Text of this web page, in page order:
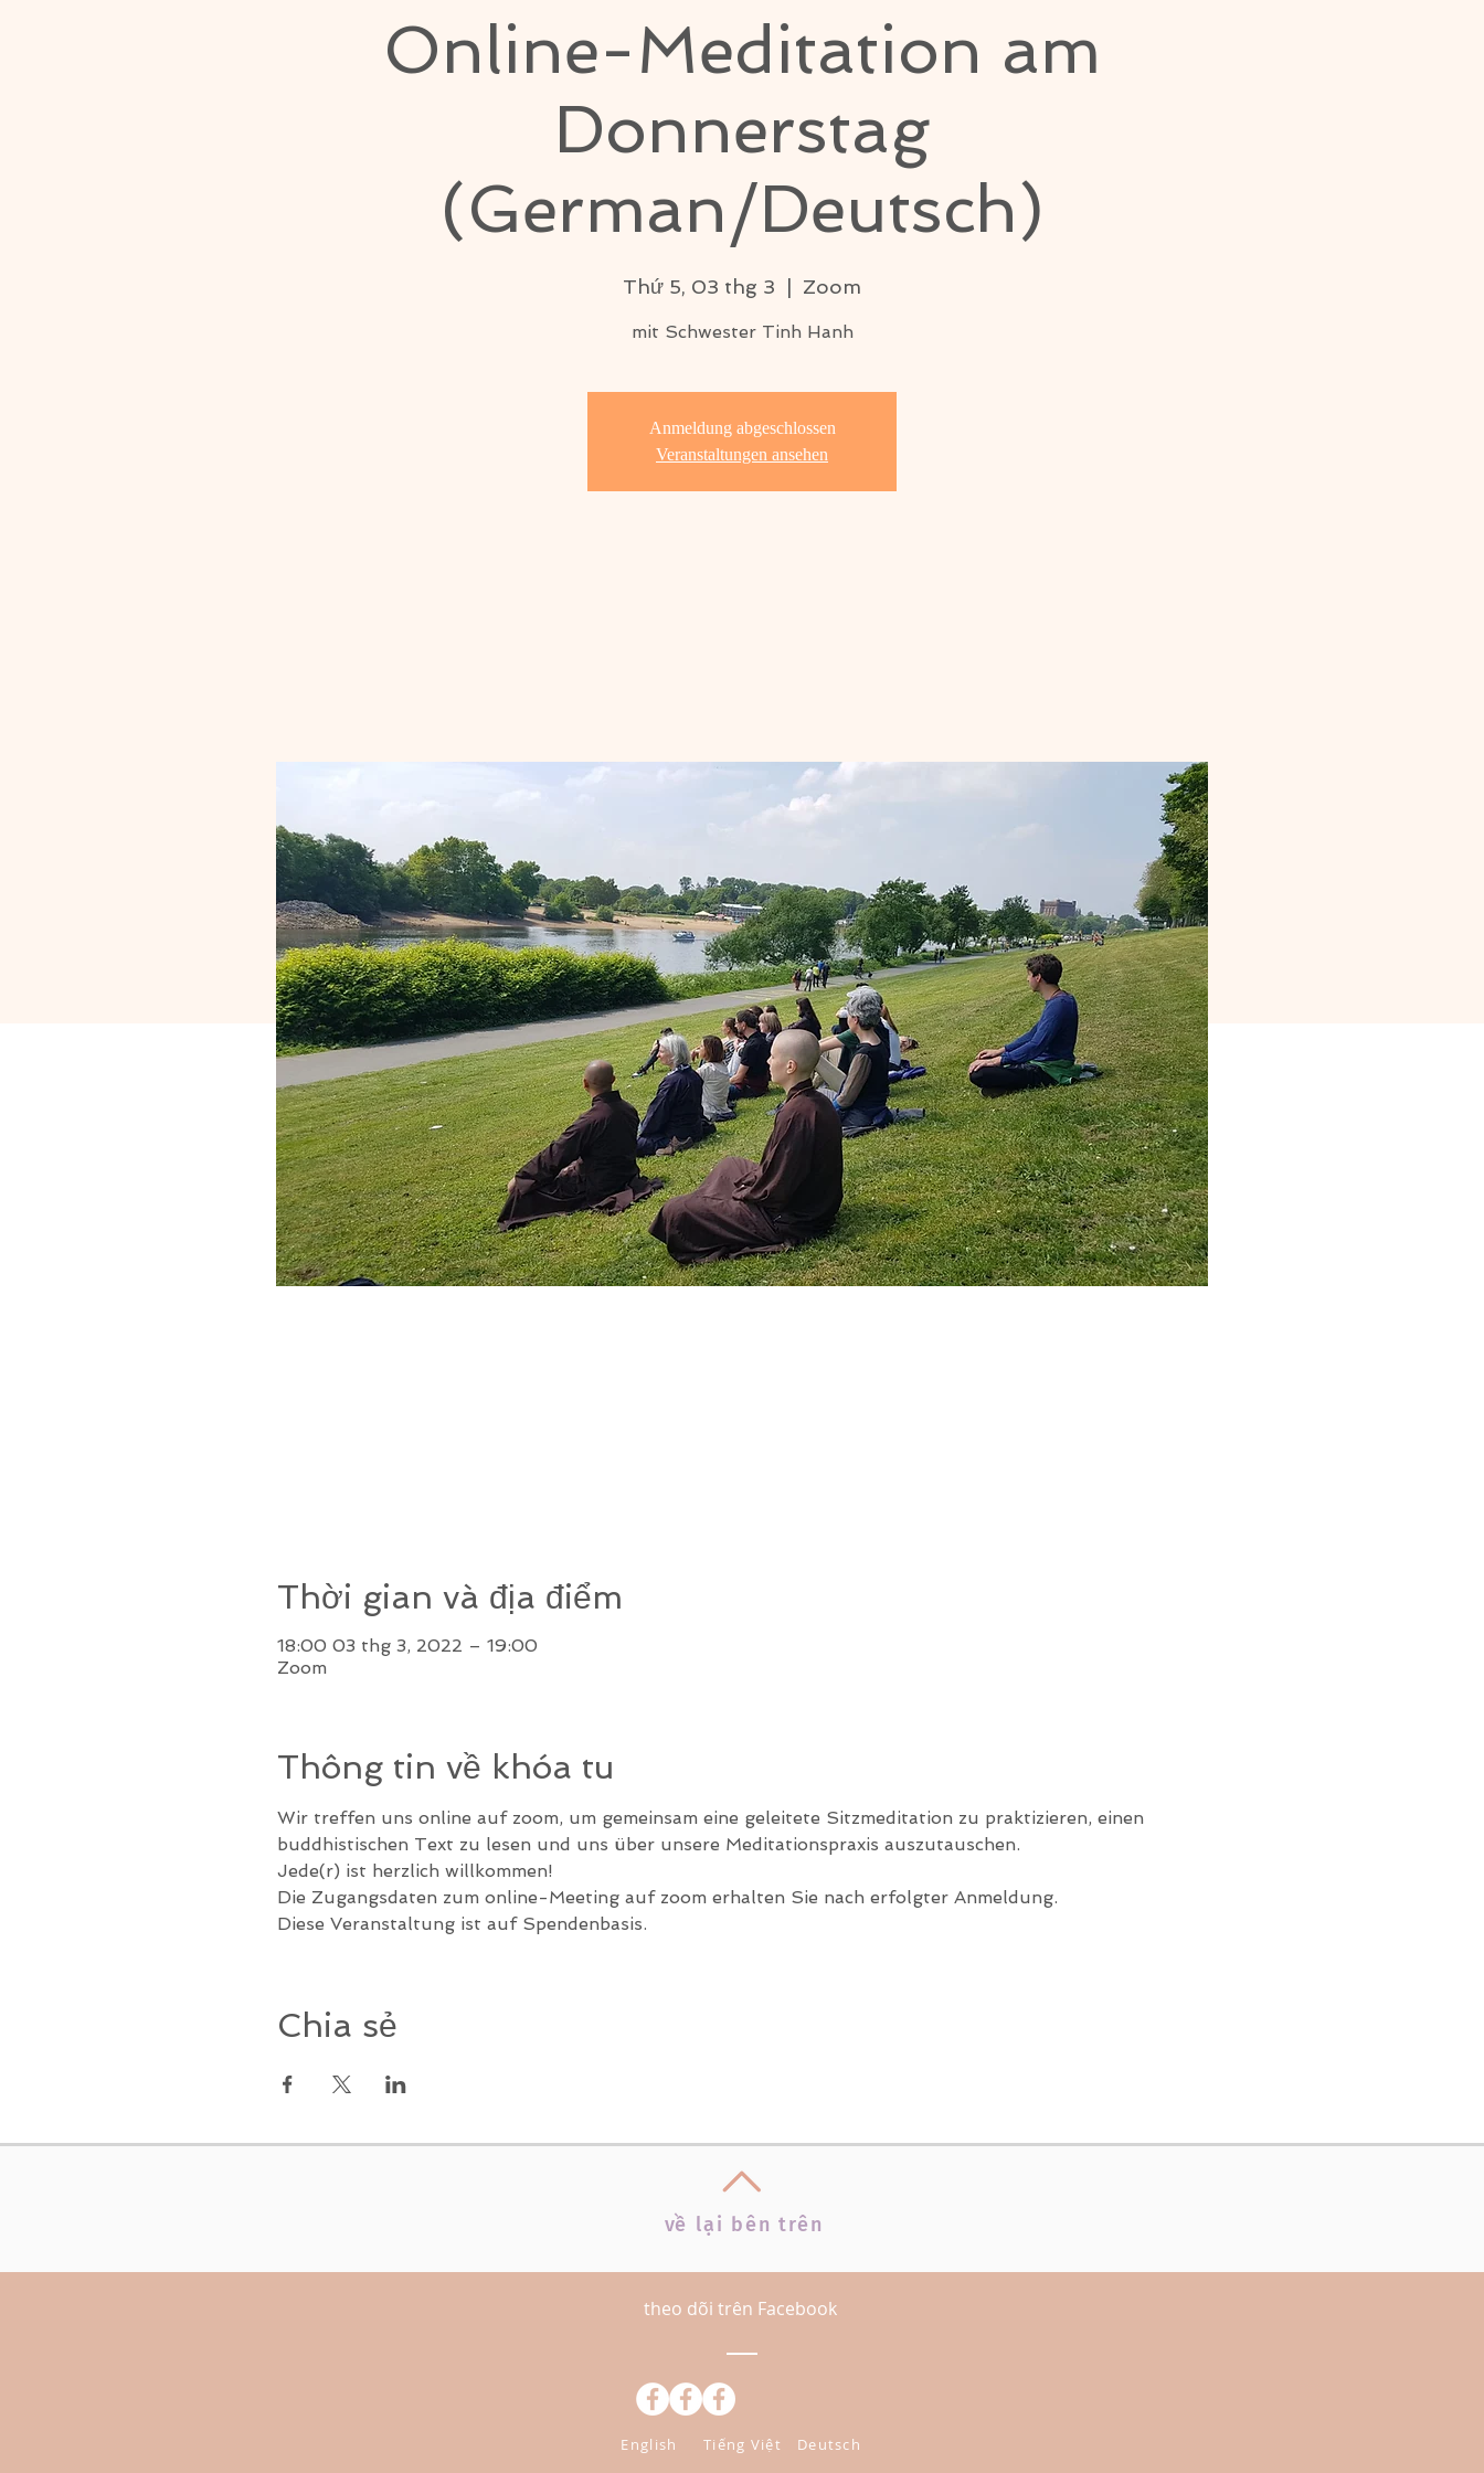
Online-Meditation am
Donnerstag
(German/Deutsch)
Thứ 5, 03 thg 3 Zoom
mit Schwester Tinh Hanh
Anmeldung abgeschlossen
Veranstaltungen ansehen
Thời gian và địa điểm
18:00 03 thg 3, 2022 – 19:00
Zoom
Thông tin về khóa tu
Wir treffen uns online auf zoom, um gemeinsam eine geleitete Sitzmeditation zu praktizieren, einen
buddhistischen Text zu lesen und uns über unsere Meditationspraxis auszutauschen.
Jede(r) ist herzlich willkommen!
Die Zugangsdaten zum online-Meeting auf zoom erhalten Sie nach erfolgter Anmeldung.
Diese Veranstaltung ist auf Spendenbasis.
Chia sẻ
về lại bên trên
theo dõi trên Facebook
English Tiếng Việt
Deutsch